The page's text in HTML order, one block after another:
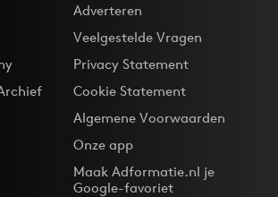
Adverteren
Veelgestelde Vragen
Privacy Statement
Cookie Statement
Algemene Voorwaarden
Onze app
Maak Adformatie.nl je
Google-favoriet